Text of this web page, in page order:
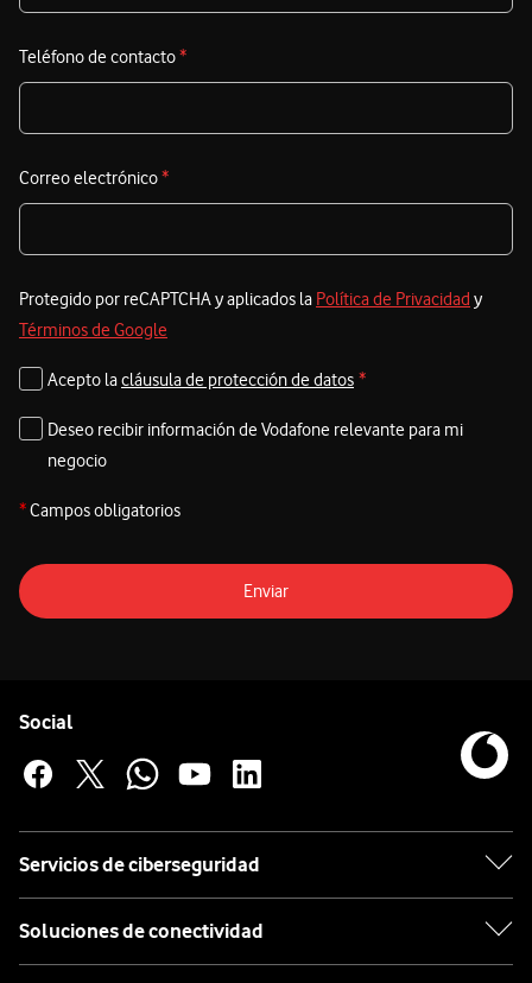
Teléfono de contacto*
Correo electrónico*
Protegido por reCAPTCHA y aplicados la Política de Privacidad y
Términos de Google
Acepto lacláusula de protección de datos *
Deseo recibir información de Vodafone relevante para mi
negocio
*Campos obligatorios
Enviar
Social
Servicios de ciberseguridad
Soluciones de conectividad